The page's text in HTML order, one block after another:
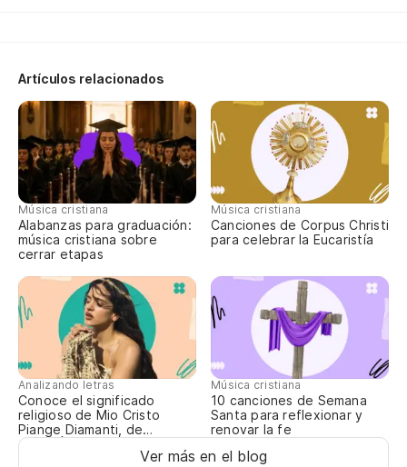
Artículos relacionados
Música cristiana
Alabanzas para graduación:
música cristiana sobre
cerrar etapas
Música cristiana
Canciones de Corpus Christi
para celebrar la Eucaristía
Analizando letras
Conoce el significado
religioso de Mio Cristo
Piange Diamanti, de
ROSALÍA
Música cristiana
10 canciones de Semana
Santa para reflexionar y
renovar la fe
Ver más en el blog